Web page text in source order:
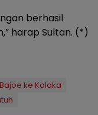
berhasil
harap Sultan. (*)
ke Kolaka